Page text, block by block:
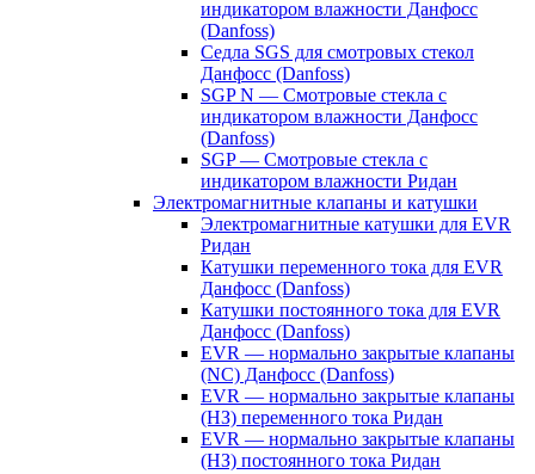
индикатором влажности Данфосс
(Danfoss)
Седла SGS для смотровых стекол
Данфосс (Danfoss)
SGP N — Смотровые стекла с
индикатором влажности Данфосс
(Danfoss)
SGP — Смотровые стекла с
индикатором влажности Ридан
Электромагнитные клапаны и катушки
Электромагнитные катушки для EVR
Ридан
Катушки переменного тока для EVR
Данфосс (Danfoss)
Катушки постоянного тока для EVR
Данфосс (Danfoss)
EVR — нормально закрытые клапаны
(NC) Данфосс (Danfoss)
EVR — нормально закрытые клапаны
(НЗ) переменного тока Ридан
EVR — нормально закрытые клапаны
(НЗ) постоянного тока Ридан